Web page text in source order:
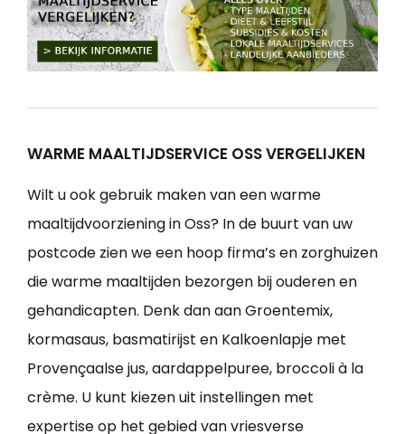
WARME MAALTIJDSERVICE OSS VERGELIJKEN
Wilt u ook gebruik maken van een warme
maaltijdvoorziening in Oss? In de buurt van uw
postcode zien we een hoop firma’s en zorghuizen
die warme maaltijden bezorgen bij ouderen en
gehandicapten. Denk dan aan Groentemix,
kormasaus, basmatirijst en Kalkoenlapje met
Provençaalse jus, aardappelpuree, broccoli à la
crème. U kunt kiezen uit instellingen met
expertise op het gebied van vriesverse